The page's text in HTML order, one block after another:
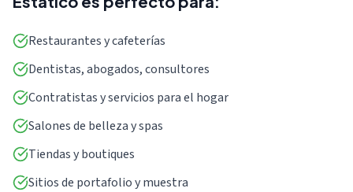
Restaurantes y cafeterías
Dentistas, abogados, consultores
Contratistas y servicios para el hogar
Salones de belleza y spas
Tiendas y boutiques
Sitios de portafolio y muestra